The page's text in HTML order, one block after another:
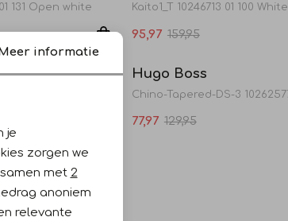
131 Open white Kaito1_T 10246713 01 100 White
95,97 159,95
Hugo Boss
77,97 129,95
informatie
je
zorgen we
met 2
anoniem
relevante